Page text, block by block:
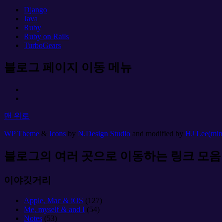
Django
Java
Ruby
Ruby on Rails
TurboGears
블로그 페이지 이동 메뉴
맨 위로
WP Theme & Icons by N.Design Studio and modified by HJ
블로그의 여러 곳으로 이동하는 링크 모음
이야깃거리
Apple, Mac & iOS (127)
Me, myself & and I (54)
Notes (53)